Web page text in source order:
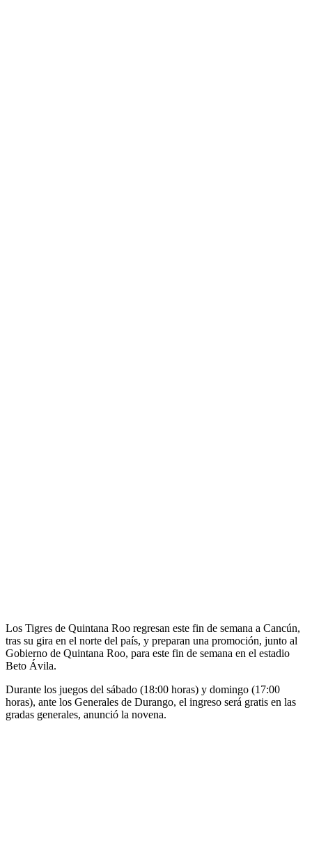
Los Tigres de Quintana Roo regresan este fin de semana a Cancún,
tras su gira en el norte del país, y preparan una promoción, junto al
Gobierno de Quintana Roo, para este fin de semana en el estadio
Beto Ávila.
Durante los juegos del sábado (18:00 horas) y domingo (17:00
horas), ante los Generales de Durango, el ingreso será gratis en las
gradas generales, anunció la novena.